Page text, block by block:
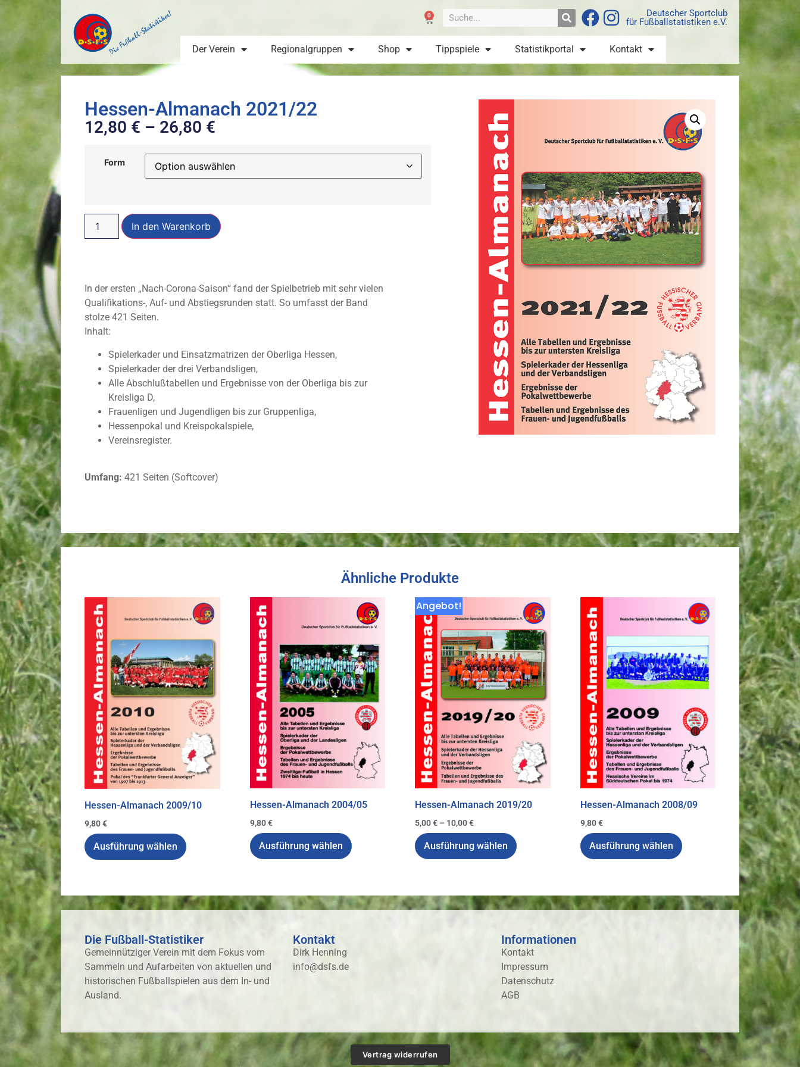
Deutscher Sportclub
für Fußballstatistiken e.V.
Der Verein Regionalgruppen Shop Tippspiele Statistikportal Kontakt
0
Hessen-Almanach 2021/22
12,80 € – 26,80 €
Form
In den Warenkorb
In der ersten „Nach-Corona-Saison“ fand der Spielbetrieb mit sehr vielen
Qualifikations-, Auf- und Abstiegsrunden statt. So umfasst der Band
stolze 421 Seiten.
Inhalt:
Spielerkader und Einsatzmatrizen der Oberliga Hessen,
Spielerkader der drei Verbandsligen,
Alle Abschlußtabellen und Ergebnisse von der Oberliga bis zur
Kreisliga D,
Frauenligen und Jugendligen bis zur Gruppenliga,
Hessenpokal und Kreispokalspiele,
Vereinsregister.
Umfang: 421 Seiten (Softcover)
Ähnliche Produkte
Hessen-Almanach 2009/10
9,80€
Ausführung wählen
Hessen-Almanach 2004/05
9,80€
Ausführung wählen
Angebot!
Hessen-Almanach 2019/20
5,00€ – 10,00€
Ausführung wählen
Hessen-Almanach 2008/09
9,80€
Ausführung wählen
Die Fußball-Statistiker
Gemeinnütziger Verein mit dem Fokus vom
Sammeln und Aufarbeiten von aktuellen und
historischen Fußballspielen aus dem In- und
Ausland.
Kontakt
Dirk Henning
info@dsfs.de
Informationen
Kontakt
Impressum
Datenschutz
AGB
Vertrag widerrufen